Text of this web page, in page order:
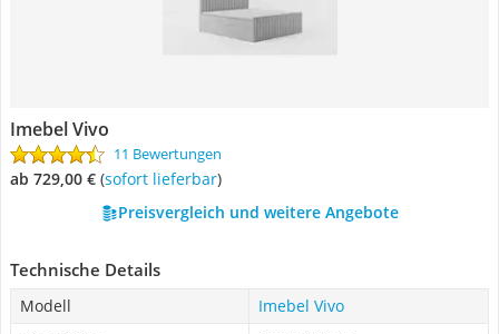
Imebel Vivo
11 Bewertungen
ab 729,00 € ( Sofort lieferbar)
Preisvergleich und weitere Angebote
Technische Details
Modell
Imebel Vivo